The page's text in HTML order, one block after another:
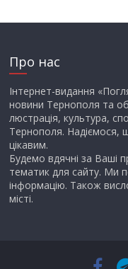
Про нас
Інтернет-видання
новини Тернополя та
люстрація, культура,
Тернополя. Надіємося,
цікавим.
Будемо вдячні за Ваші
тематик для сайту. Ми
інформацію. Також
місті.